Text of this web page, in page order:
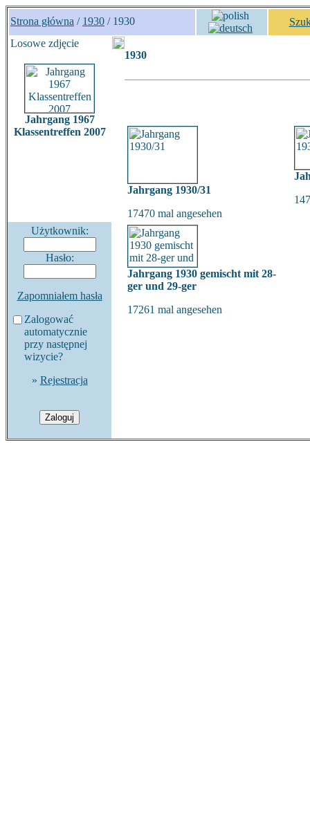
Strona główna / 1930 / 1930
Losowe zdjęcie
Jahrgang 1967
Klassentreffen 2007
Użytkownik:
Hasło:
Zapomniałem hasła
Zalogować
automatycznie
przy następnej
wizycie?
» Rejestracja
1930
Jahrgang 1930/31
17470 mal angesehen
Jahrgang 1930 gemischt mit 28-
ger und 29-ger
17261 mal angesehen